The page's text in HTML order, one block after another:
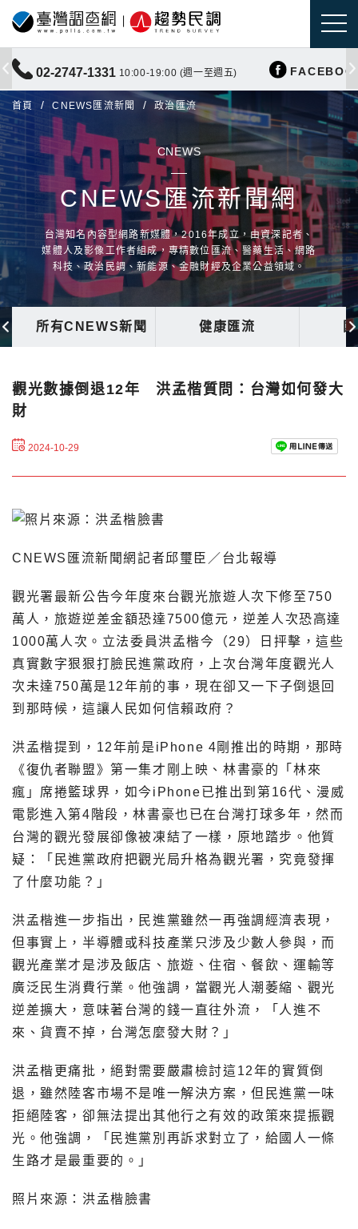
02-2747-1331 10:00-19:00 (週一至週五)
首頁 CNEWS匯流新聞 政治匯流
CNEWS
CNEWS匯流新聞網
台灣知名內容型網路新媒體，2016年成立，由資深記者、
媒體人及影像工作者組成，專精數位匯流、醫藥生活、網路
科技、政治民調、新能源、金融財經及企業公益領域。
所有CNEWS新聞 健康匯流
觀光數據倒退12年 洪孟楷質問：台灣如何發大
財
2024-10-29
CNEWS匯流新聞網記者邱璽臣／台北報導
觀光署最新公告今年度來台觀光旅遊人次下修至750
萬人，旅遊逆差金額恐達7500億元，逆差人次恐高達
1000萬人次。立法委員洪孟楷今（29）日抨擊，這些
真實數字狠狠打臉民進黨政府，上次台灣年度觀光人
次未達750萬是12年前的事，現在卻又一下子倒退回
到那時候，這讓人民如何信賴政府？
洪孟楷提到，12年前是iPhone 4剛推出的時期，那時
《復仇者聯盟》第一集才剛上映、林書豪的「林來
瘋」席捲籃球界，如今iPhone已推出到第16代、漫威
電影進入第4階段，林書豪也已在台灣打球多年，然而
台灣的觀光發展卻像被凍結了一樣，原地踏步。他質
疑：「民進黨政府把觀光局升格為觀光署，究竟發揮
了什麼功能？」
洪孟楷進一步指出，民進黨雖然一再強調經濟表現，
但事實上，半導體或科技產業只涉及少數人參與，而
觀光產業才是涉及飯店、旅遊、住宿、餐飲、運輸等
廣泛民生消費行業。他強調，當觀光人潮萎縮、觀光
逆差擴大，意味著台灣的錢一直往外流，「人進不
來、貨賣不掉，台灣怎麼發大財？」
洪孟楷更痛批，絕對需要嚴肅檢討這12年的實質倒
退，雖然陸客市場不是唯一解決方案，但民進黨一味
拒絕陸客，卻無法提出其他行之有效的政策來提振觀
光。他強調，「民進黨別再訴求對立了，給國人一條
生路才是最重要的。」
照片來源：洪孟楷臉書